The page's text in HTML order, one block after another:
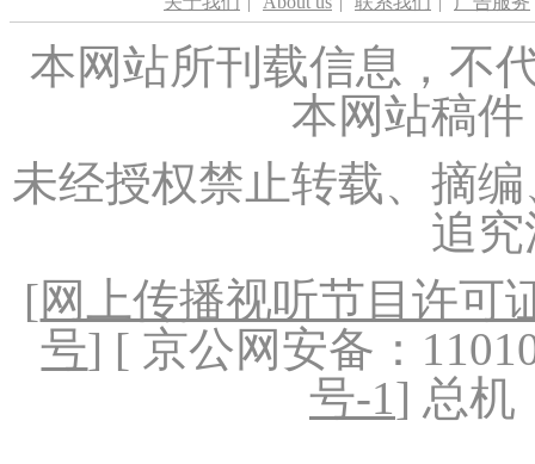
本网站所刊载信息，不
本网站稿
未经授权禁止转载、摘
追
[网上传播视听节目许可
号] [ 京公网安备：
号-1] 总机